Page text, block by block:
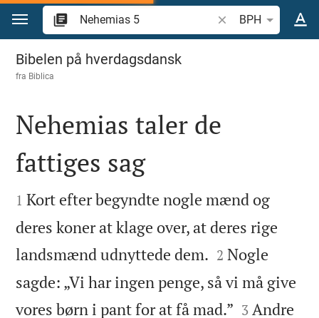
Gå til indhold
Søg efter bibelvers
BPH
Nehemias 5
Bibelen på hverdagsdansk
fra Biblica

Nehemias taler de
fattiges sag

1 Kort efter begyndte nogle mænd og
deres koner at klage over, at deres rige
landsmænd udnyttede dem. 

2 Nogle
sagde: „Vi har ingen penge, så vi må give
vores børn i pant for at få mad.” 

3 Andre